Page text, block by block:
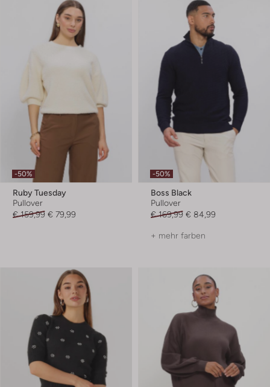
-50%
Ruby Tuesday
Pullover
€ 159,99 € 79,99
-50%
Boss Black
Pullover
€ 169,99 € 84,99
+ mehr farben